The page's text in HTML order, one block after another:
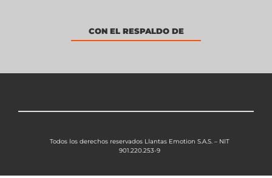
CON EL RESPALDO DE
Todos los derechos reservados Llantas Emotion S.A.S. – NIT
901.220.253-9